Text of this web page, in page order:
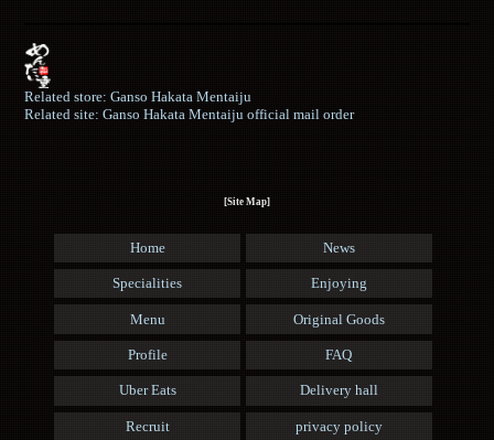
Related store: Ganso Hakata Mentaiju
Related site: Ganso Hakata Mentaiju official mail order
[Site Map]
Home News
Specialities Enjoying
Menu Original Goods
Profile FAQ
Uber Eats Delivery hall
Recruit privacy policy